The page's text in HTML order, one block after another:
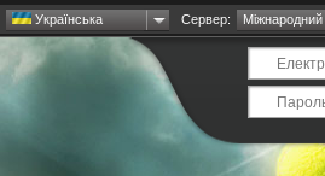
Українська Сервер: Міжнародний